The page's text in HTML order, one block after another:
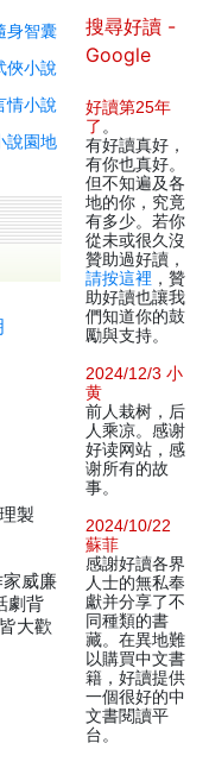
身智囊
俠小說
情小說
說園地
製
威廉
劇背
大歡
搜尋好讀 -
Google
好讀第25年
了 。
有好讀真好，
有你也真好。
但不知遍及各
地的你，究竟
有多少。若你
從未或很久沒
贊助過好讀，
請按這裡 ，贊
助好讀也讓我
們知道你的鼓
勵與支持。
2024/12/3 小
黄
前人栽树，后
人乘凉。感谢
好读网站，感
谢所有的故
事。
2024/10/22
蘇菲
感謝好讀各界
人士的無私奉
獻并分享了不
同種類的書
藏。在異地難
以購買中文書
籍，好讀提供
一個很好的中
文書閱讀平
台。